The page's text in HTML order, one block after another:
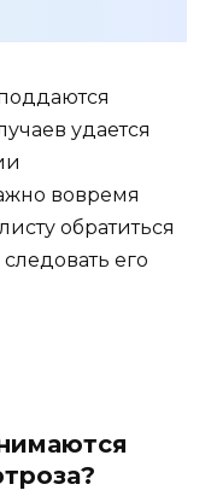
удается
вовремя
обратиться
его